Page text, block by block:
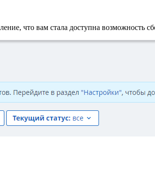
что вам стала доступна возможность